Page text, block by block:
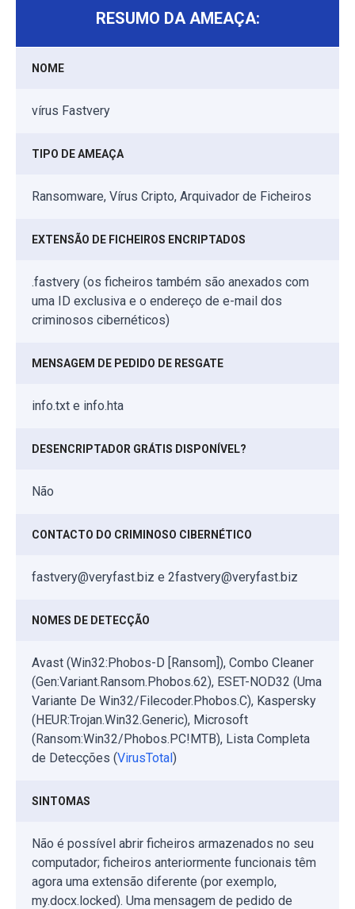
RESUMO DA AMEAÇA:
NOME
vírus Fastvery
TIPO DE AMEAÇA
Ransomware, Vírus Cripto, Arquivador de Ficheiros
EXTENSÃO DE FICHEIROS ENCRIPTADOS
.fastvery (os ficheiros também são anexados com
uma ID exclusiva e o endereço de e-mail dos
criminosos cibernéticos)
MENSAGEM DE PEDIDO DE RESGATE
info.txt e info.hta
DESENCRIPTADOR GRÁTIS DISPONÍVEL?
Não
CONTACTO DO CRIMINOSO CIBERNÉTICO
fastvery@veryfast.biz e 2fastvery@veryfast.biz
NOMES DE DETECÇÃO
Avast (Win32:Phobos-D [Ransom]), Combo Cleaner
(Gen:Variant.Ransom.Phobos.62), ESET-NOD32 (Uma
Variante De Win32/Filecoder.Phobos.C), Kaspersky
(HEUR:Trojan.Win32.Generic), Microsoft
(Ransom:Win32/Phobos.PC!MTB), Lista Completa
de Detecções (VirusTotal)
SINTOMAS
Não é possível abrir ficheiros armazenados no seu
computador; ficheiros anteriormente funcionais têm
agora uma extensão diferente (por exemplo,
my.docx.locked). Uma mensagem de pedido de